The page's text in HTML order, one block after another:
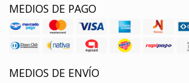
MEDIOS DE PAGO
MEDIOS DE ENVÍO